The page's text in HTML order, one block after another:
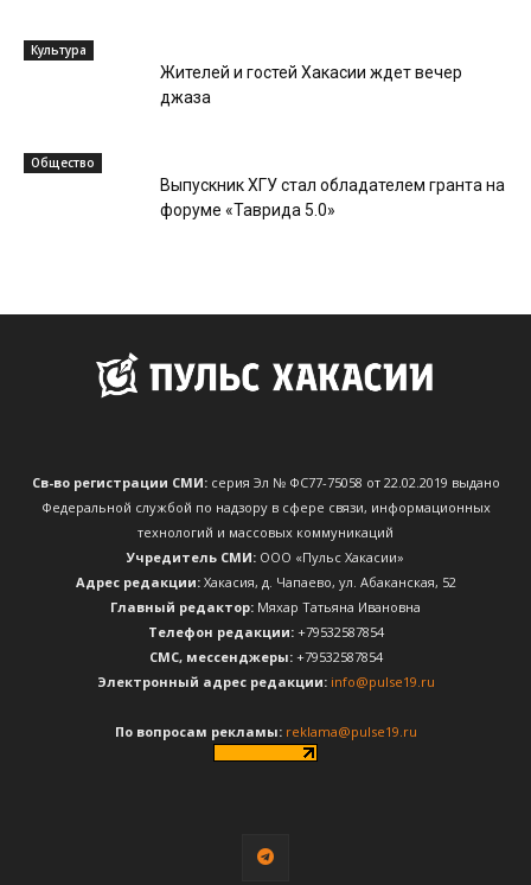
Культура
Жителей и гостей Хакасии ждет вечер
джаза
Общество
Выпускник ХГУ стал обладателем гранта на
форуме «Таврида 5.0»
Св-во регистрации СМИ:серия Эл № ФС77-75058 от 22.02.2019 выдано
Федеральной службой по надзору в сфере связи, информационных
технологий и массовых коммуникаций
Учредитель СМИ: ООО «Пульс Хакасии»
Адрес редакции:Хакасия, д. Чапаево, ул. Абаканская, 52
Главный редактор: Мяхар Татьяна Ивановна
Телефон редакции:+79532587854
CМС, мессенджеры:+79532587854
Электронный адрес редакции: info@pulse19.ru
По вопросам рекламы: reklama@pulse19.ru